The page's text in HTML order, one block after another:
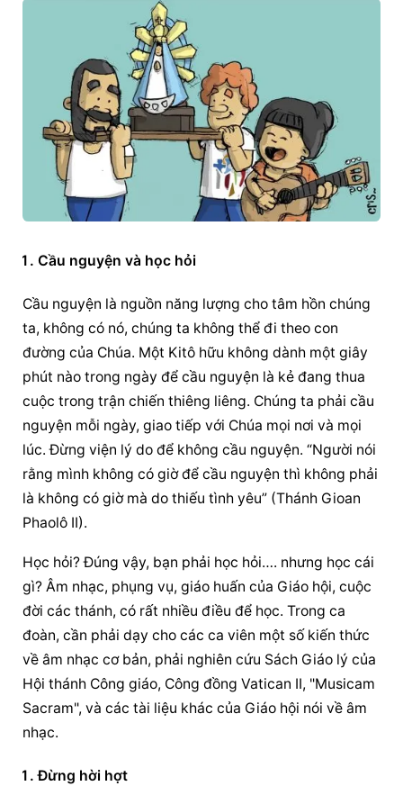
Cầu nguyện và học hỏi
Cầu nguyện là nguồn năng lượng cho tâm hồn chúng
ta, không có nó, chúng ta không thể đi theo con
đường của Chúa. Một Kitô hữu không dành một giây
phút nào trong ngày để cầu nguyện là kẻ đang thua
cuộc trong trận chiến thiêng liêng. Chúng ta phải cầu
nguyện mỗi ngày, giao tiếp với Chúa mọi nơi và mọi
lúc. Đừng viện lý do để không cầu nguyện. “Người nói
rằng mình không có giờ để cầu nguyện thì không phải
là không có giờ mà do thiếu tình yêu” (Thánh Gioan
Phaolô II).
Học hỏi? Đúng vậy, bạn phải học hỏi…. nhưng học cái
gì? Âm nhạc, phụng vụ, giáo huấn của Giáo hội, cuộc
đời các thánh, có rất nhiều điều để học. Trong ca
đoàn, cần phải dạy cho các ca viên một số kiến thức
về âm nhạc cơ bản, phải nghiên cứu Sách Giáo lý của
Hội thánh Công giáo, Công đồng Vatican II, "Musicam
Sacram", và các tài liệu khác của Giáo hội nói về âm
nhạc.
Đừng hời hợt